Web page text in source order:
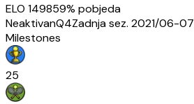
ELO 149859% pobjeda
NeaktivanQ4Zadnja sez. 2021/06-07
Milestones
25